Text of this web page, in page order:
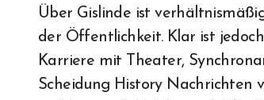
Über Gislinde ist
der Öffentlichkeit. Klar ist
Karriere mit Theater,
Scheidung History Nachrichten